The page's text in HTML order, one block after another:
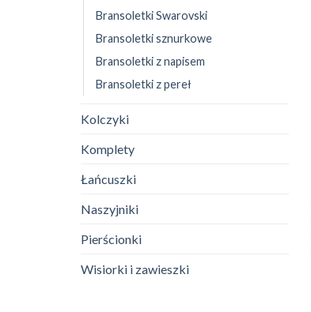
Bransoletki Swarovski
Bransoletki sznurkowe
Bransoletki z napisem
Bransoletki z pereł
Kolczyki
Komplety
Łańcuszki
Naszyjniki
Pierścionki
Wisiorki i zawieszki